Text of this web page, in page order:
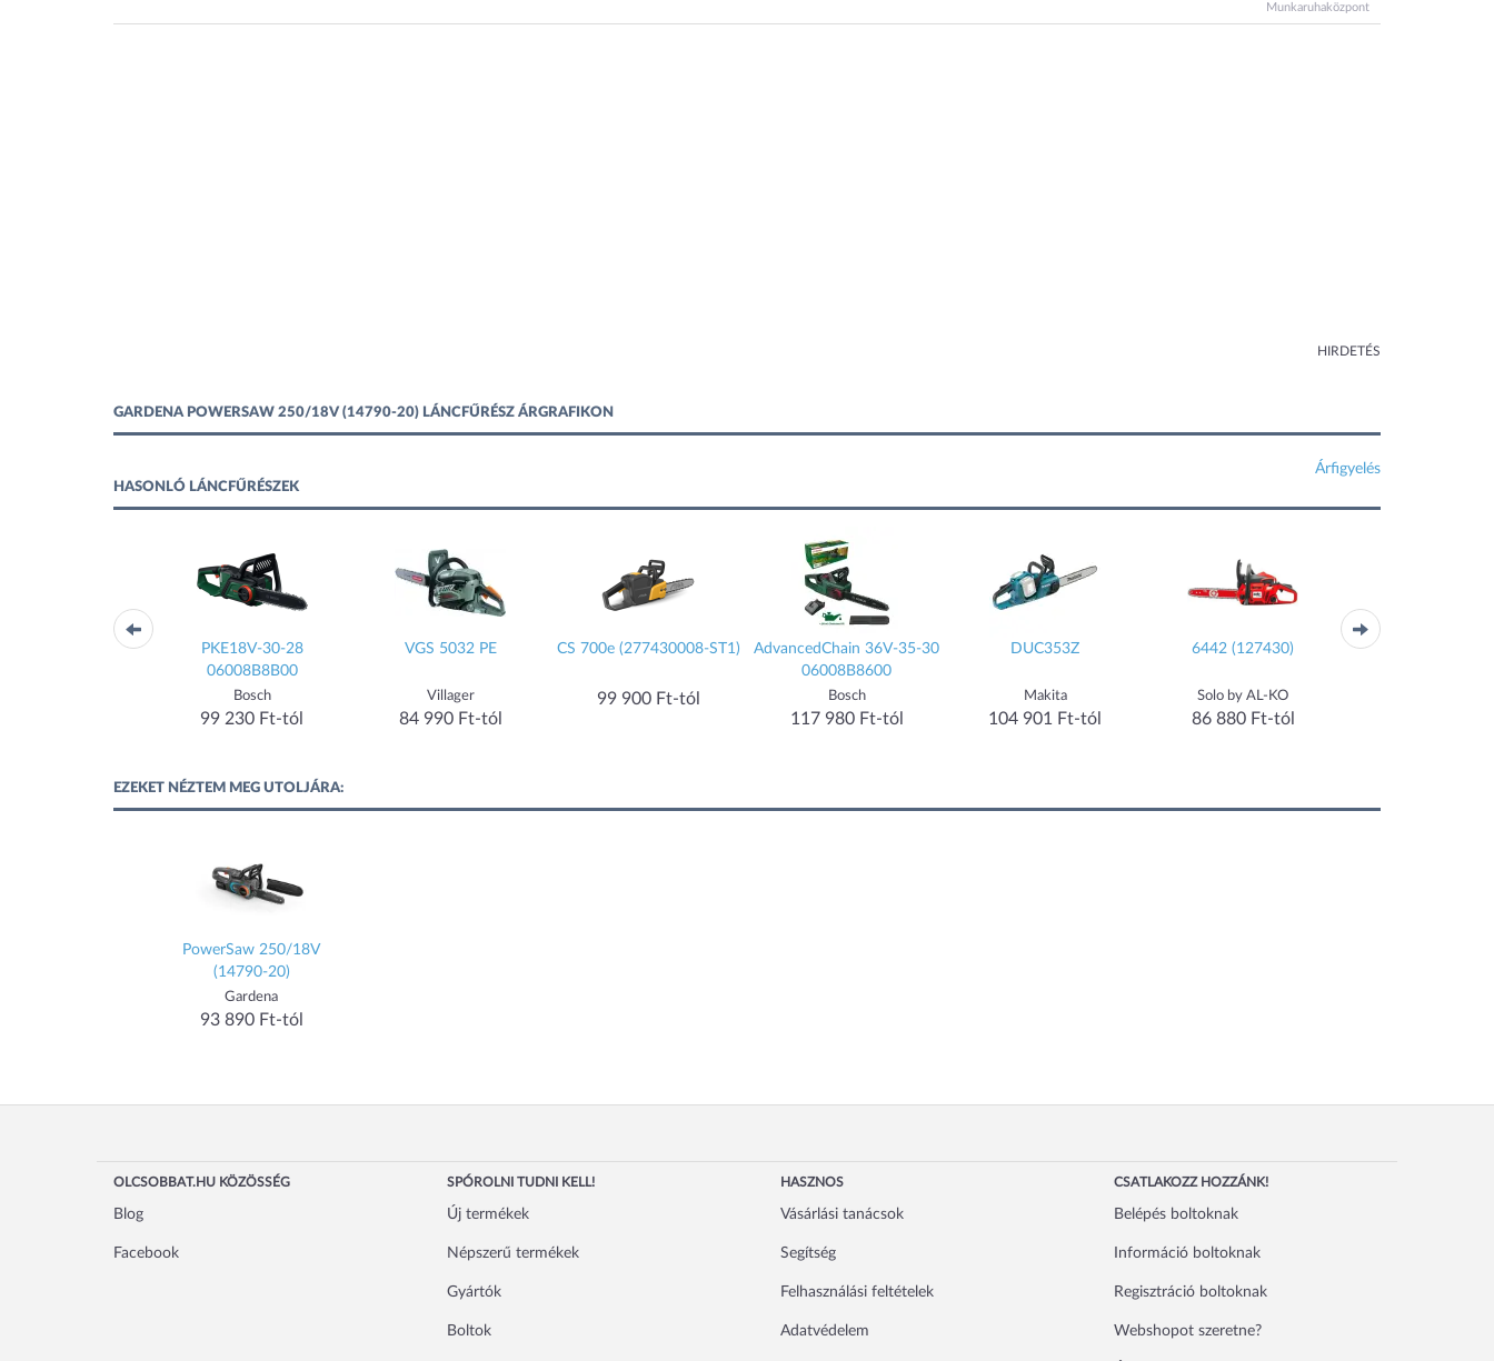
Munkaruhaközpont
HIRDETÉS
GARDENA POWERSAW 250/18V (14790-20) LÁNCFŰRÉSZ ÁRGRAFIKON
Árfigyelés
HASONLÓ LÁNCFŰRÉSZEK
PKE18V-30-28
06008B8B00
Bosch
99 230 Ft-tól
VGS 5032 PE
Villager
84 990 Ft-tól
CS 700e (277430008-ST1)
99 900 Ft-tól
AdvancedChain 36V-35-30
06008B8600
Bosch
117 980 Ft-tól
DUC353Z
Makita
104 901 Ft-tól
6442 (127430)
Solo by AL-KO
86 880 Ft-tól
EZEKET NÉZTEM MEG UTOLJÁRA:
PowerSaw 250/18V
(14790-20)
Gardena
93 890 Ft-tól
OLCSOBBAT.HU KÖZÖSSÉG
Blog
Facebook
SPÓROLNI TUDNI KELL!
Új termékek
Népszerű termékek
Gyártók
Boltok
HASZNOS
Vásárlási tanácsok
Segítség
Felhasználási feltételek
Adatvédelem
CSATLAKOZZ HOZZÁNK!
Belépés boltoknak
Információ boltoknak
Regisztráció boltoknak
Webshopot szeretne?